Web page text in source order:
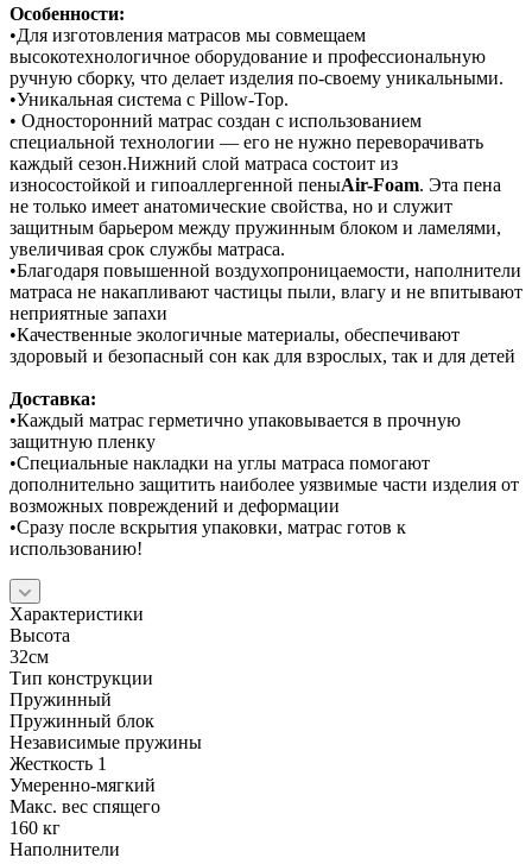
Особенности:
•Для изготовления матрасов мы совмещаем
высокотехнологичное оборудование и профессиональную
ручную сборку, что делает изделия по-своему уникальными.
•Уникальная система с Pillow-Top.
• Односторонний матрас создан с использованием
специальной технологии — его не нужно переворачивать
каждый сезон.Нижний слой матраса состоит из
износостойкой и гипоаллергенной пеныAir-Foam. Эта пена
не только имеет анатомические свойства, но и служит
защитным барьером между пружинным блоком и ламелями,
увеличивая срок службы матраса.
•Благодаря повышенной воздухопроницаемости, наполнители
матраса не накапливают частицы пыли, влагу и не впитывают
неприятные запахи
•Качественные экологичные материалы, обеспечивают
здоровый и безопасный сон как для взрослых, так и для детей
Доставка:
•Каждый матрас герметично упаковывается в прочную
защитную пленку
•Специальные накладки на углы матраса помогают
дополнительно защитить наиболее уязвимые части изделия от
возможных повреждений и деформации
•Сразу после вскрытия упаковки, матрас готов к
использованию!
Характеристики
Высота
32см
Тип конструкции
Пружинный
Пружинный блок
Независимые пружины
Жесткость 1
Умеренно-мягкий
Макс. вес спящего
160 кг
Наполнители